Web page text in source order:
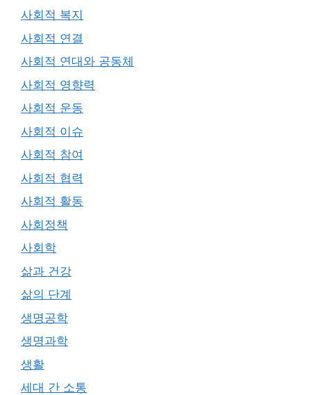
사회적 복지
사회적 연결
사회적 연대와 공동체
사회적 영향력
사회적 운동
사회적 이슈
사회적 참여
사회적 협력
사회적 활동
사회정책
사회학
삶과 건강
삶의 단계
생명공학
생명과학
생활
세대 간 소통